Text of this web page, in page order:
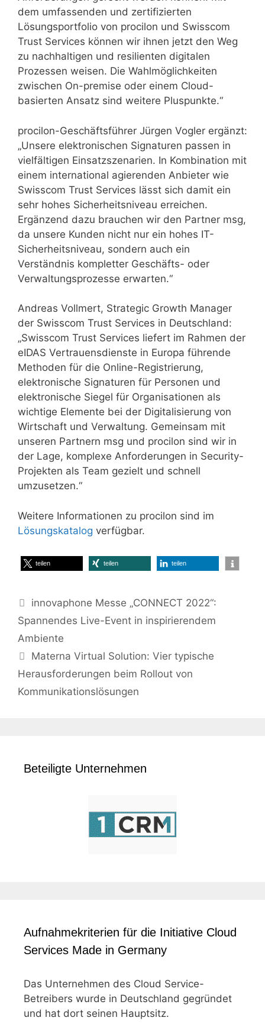
dem umfassenden und zertifizierten
Lösungsportfolio von procilon und Swisscom
Trust Services können wir ihnen jetzt den Weg
zu nachhaltigen und resilienten digitalen
Prozessen weisen. Die Wahlmöglichkeiten
zwischen On-premise oder einem Cloud-
basierten Ansatz sind weitere Pluspunkte.“
procilon-Geschäftsführer Jürgen Vogler ergänzt:
„Unsere elektronischen Signaturen passen in
vielfältigen Einsatzszenarien. In Kombination mit
einem international agierenden Anbieter wie
Swisscom Trust Services lässt sich damit ein
sehr hohes Sicherheitsniveau erreichen.
Ergänzend dazu brauchen wir den Partner msg,
da unsere Kunden nicht nur ein hohes IT-
Sicherheitsniveau, sondern auch ein
Verständnis kompletter Geschäfts- oder
Verwaltungsprozesse erwarten.“
Andreas Vollmert, Strategic Growth Manager
der Swisscom Trust Services in Deutschland:
„Swisscom Trust Services liefert im Rahmen der
eIDAS Vertrauensdienste in Europa führende
Methoden für die Online-Registrierung,
elektronische Signaturen für Personen und
elektronische Siegel für Organisationen als
wichtige Elemente bei der Digitalisierung von
Wirtschaft und Verwaltung. Gemeinsam mit
unseren Partnern msg und procilon sind wir in
der Lage, komplexe Anforderungen in Security-
Projekten als Team gezielt und schnell
umzusetzen.“
Weitere Informationen zu procilon sind im
Lösungskatalog verfügbar.
teilen teilen teilen
innovaphone Messe „CONNECT 2022“:
Spannendes Live-Event in inspirierendem
Ambiente
Materna Virtual Solution: Vier typische
Herausforderungen beim Rollout von
Kommunikationslösungen
Beteiligte Unternehmen
Aufnahmekriterien für die Initiative Cloud
Services Made in Germany
Das Unternehmen des Cloud Service-
Betreibers wurde in Deutschland gegründet
und hat dort seinen Hauptsitz.